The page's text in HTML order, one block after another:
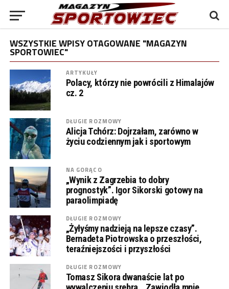
WSZYSTKIE WPISY OTAGOWANE "MAGAZYN
SPORTOWIEC"
ARTYKUŁY
Polacy, którzy nie powrócili z Himalajów
cz. 2
DŁUGIE ROZMOWY
Alicja Tchórz: Dojrzałam, zarówno w
życiu codziennym jak i sportowym
NA GORĄCO
„Wynik z Zagrzebia to dobry
prognostyk”. Igor Sikorski gotowy na
paraolimpiadę
DŁUGIE ROZMOWY
„Żyłyśmy nadzieją na lepsze czasy”.
Bernadeta Piotrowska o przeszłości,
teraźniejszości i przyszłości
DŁUGIE ROZMOWY
Tomasz Sikora dwanaście lat po